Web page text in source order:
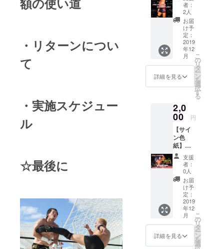
・リターンについ
て
・実施スケジュー
ル
☆最後に
入り。
一年間
の指導を受
け、2008年
にTARU選手
を相手に東
京でデ
後ーーーー
。
2015年 闘
いの場を地
元神戸に移
し、上屋劇
場、VARITな
を行う。
感謝の
気持ち
を込め
たメー
者：
2人
お届
け予
定：
2019
年12
月
詳細を見る
こ
の
リ
タ
ー
ン
を
選
択
す
る
2,0
00 円
【サイ
ン色
紙】
2000円
藤永幸
司とブ
ラザー
ヤッ
シーの
寄せ書
きサイ
ン色紙1
枚
支援
者：
0人
お届
け予
定：
2019
年12
月
詳細を見る
こ
の
リ
タ
ー
ン
を
選